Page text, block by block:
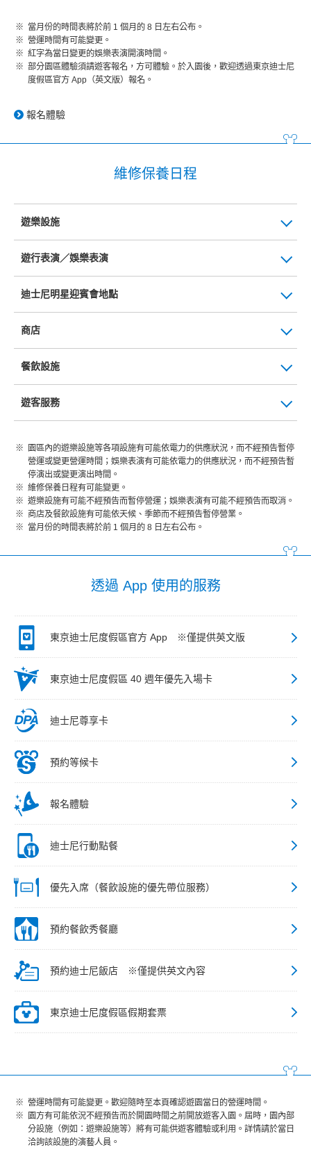
當月份的時間表將於前 1 個月的 8 日左右公布。
營運時間有可能變更。
紅字為當日變更的娛樂表演開演時間。
部分園區體驗須請遊客報名，方可體驗。於入園後，歡迎透過東京迪士尼
度假區官方 App（英文版）報名。
報名體驗
維修保養日程
遊樂設施
遊行表演／娛樂表演
迪士尼明星迎賓會地點
商店
餐飲設施
遊客服務
園區內的遊樂設施等各項設施有可能依電力的供應狀況，而不經預告暫停
營運或變更營運時間；娛樂表演有可能依電力的供應狀況，而不經預告暫
停演出或變更演出時間。
維修保養日程有可能變更。
遊樂設施有可能不經預告而暫停營運；娛樂表演有可能不經預告而取消。
商店及餐飲設施有可能依天候、季節而不經預告暫停營業。
當月份的時間表將於前 1 個月的 8 日左右公布。
透過 App 使用的服務
東京迪士尼度假區官方 App ※僅提供英文版
東京迪士尼度假區 40 週年優先入場卡
迪士尼尊享卡
預約等候卡
報名體驗
迪士尼行動點餐
優先入席（餐飲設施的優先帶位服務）
預約餐飲秀餐廳
預約迪士尼飯店 ※僅提供英文內容
東京迪士尼度假區假期套票
營運時間有可能變更。歡迎隨時至本頁確認遊園當日的營運時間。
園方有可能依況不經預告而於開園時間之前開放遊客入園。屆時，園內部
分設施（例如：遊樂設施等）將有可能供遊客體驗或利用。詳情請於當日
洽詢該設施的演藝人員。